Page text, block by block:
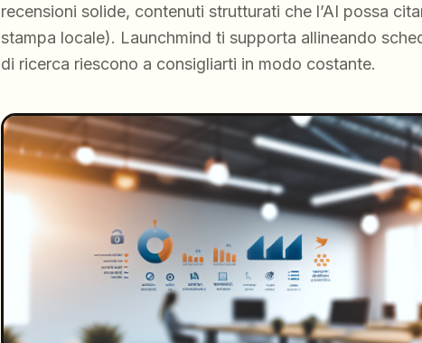
recensioni solide, contenuti strutturati che l’AI possa
stampa locale). Launchmind ti supporta allineando
di ricerca riescono a consigliarti in modo costante.